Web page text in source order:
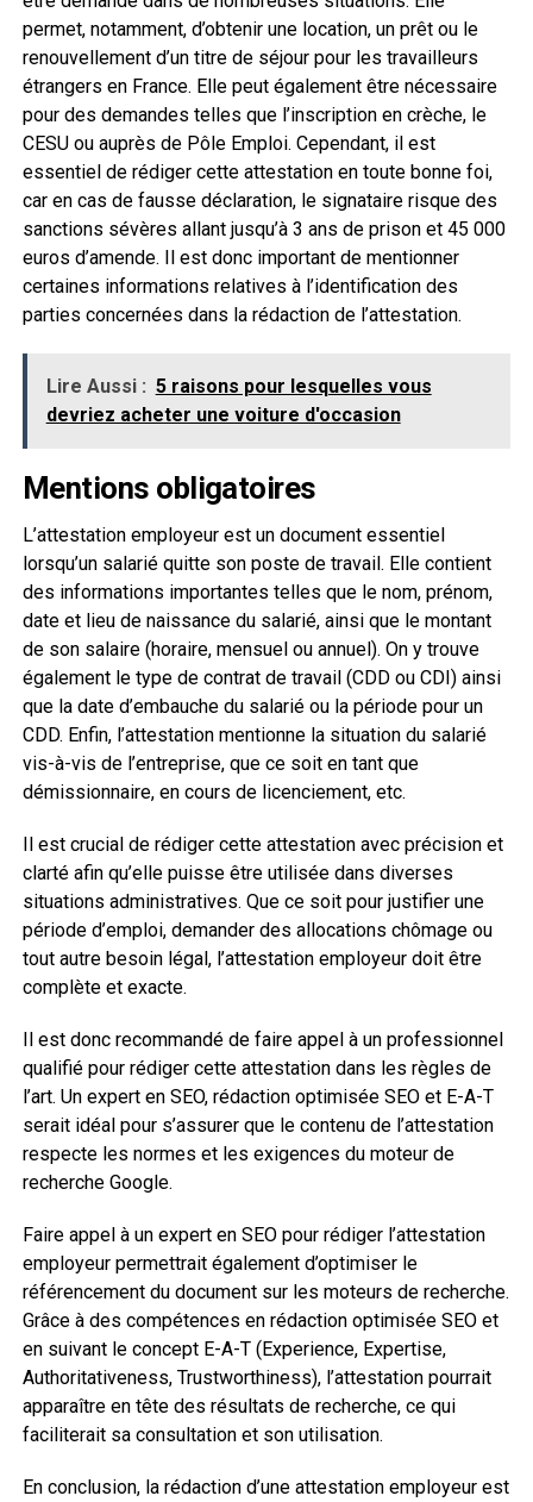
permet, notamment, d’obtenir une location, un prêt ou le
renouvellement d’un titre de séjour pour les travailleurs
étrangers en France. Elle peut également être nécessaire
pour des demandes telles que l’inscription en crèche, le
CESU ou auprès de Pôle Emploi. Cependant, il est
essentiel de rédiger cette attestation en toute bonne foi,
car en cas de fausse déclaration, le signataire risque des
sanctions sévères allant jusqu’à 3 ans de prison et 45 000
euros d’amende. Il est donc important de mentionner
certaines informations relatives à l’identification des
parties concernées dans la rédaction de l’attestation.
Lire Aussi : 5 raisons pour lesquelles vous
devriez acheter une voiture d'occasion
Mentions obligatoires
L’attestation employeur est un document essentiel
lorsqu’un salarié quitte son poste de travail. Elle contient
des informations importantes telles que le nom, prénom,
date et lieu de naissance du salarié, ainsi que le montant
de son salaire (horaire, mensuel ou annuel). On y trouve
également le type de contrat de travail (CDD ou CDI) ainsi
que la date d’embauche du salarié ou la période pour un
CDD. Enfin, l’attestation mentionne la situation du salarié
vis-à-vis de l’entreprise, que ce soit en tant que
démissionnaire, en cours de licenciement, etc.
Il est crucial de rédiger cette attestation avec précision et
clarté afin qu’elle puisse être utilisée dans diverses
situations administratives. Que ce soit pour justifier une
période d’emploi, demander des allocations chômage ou
tout autre besoin légal, l’attestation employeur doit être
complète et exacte.
Il est donc recommandé de faire appel à un professionnel
qualifié pour rédiger cette attestation dans les règles de
l’art. Un expert en SEO, rédaction optimisée SEO et E-A-T
serait idéal pour s’assurer que le contenu de l’attestation
respecte les normes et les exigences du moteur de
recherche Google.
Faire appel à un expert en SEO pour rédiger l’attestation
employeur permettrait également d’optimiser le
référencement du document sur les moteurs de recherche.
Grâce à des compétences en rédaction optimisée SEO et
en suivant le concept E-A-T (Experience, Expertise,
Authoritativeness, Trustworthiness), l’attestation pourrait
apparaître en tête des résultats de recherche, ce qui
faciliterait sa consultation et son utilisation.
En conclusion, la rédaction d’une attestation employeur est